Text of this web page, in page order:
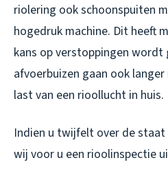
riolering ook schoonspuiten
hogedruk machine. Dit heeft
kans op verstoppingen wordt
afvoerbuizen gaan ook langer
last van een rioollucht in huis.
Indien u twijfelt over de staat
wij voor u een rioolinspectie